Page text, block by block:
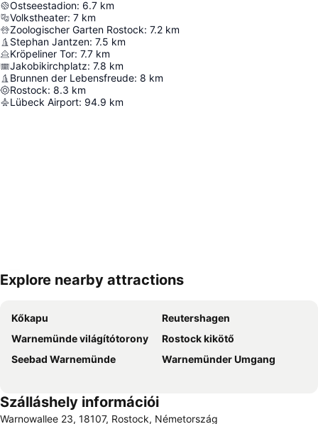
Ostseestadion: 6.7 km
Volkstheater: 7 km
Zoologischer Garten Rostock: 7.2 km
Stephan Jantzen: 7.5 km
Kröpeliner Tor: 7.7 km
Jakobikirchplatz: 7.8 km
Brunnen der Lebensfreude: 8 km
Rostock: 8.3 km
Lübeck Airport: 94.9 km
Nagy méretű térkép
Explore nearby attractions
Kőkapu
Reutershagen
Warnemünde világítótorony
Rostock kikötő
Seebad Warnemünde
Warnemünder Umgang
Szálláshely információi
Warnowallee 23, 18107, Rostock, Németország